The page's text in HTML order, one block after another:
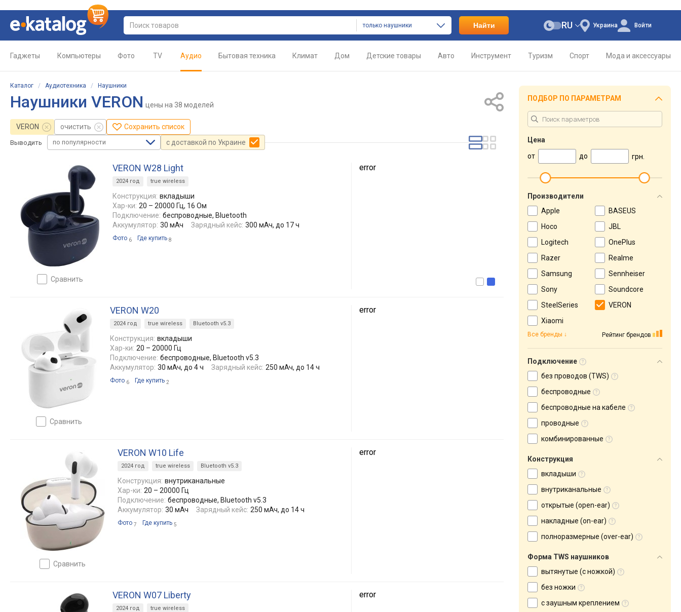
только наушники Найти Украина
RU Войти
Гаджеты Компьютеры Фото TV Аудио Бытовая техника Климат Дом Детские товары Авто Инструмент Туризм Спорт Мода и аксессуары
Каталог / Аудиотехника / Наушники
Наушники VERON цены на 38 моделей
VERON очистить Сохранить список
Выводить по популярности с доставкой по Украине
сравнить
VERON W28 Light
2024 год true wireless
Конструкция: вкладыши
Хар-ки: 20 – 20000 Гц, 16 Ом
Подключение: беспроводные, Bluetooth
Аккумулятор: 30 мАч Зарядный кейс: 300 мАч, до 17 ч
Фото 6 Где купить 8
error
сравнить
VERON W20
2024 год true wireless Bluetooth v5.3
Конструкция: вкладыши
Хар-ки: 20 – 20000 Гц
Подключение: беспроводные, Bluetooth v5.3
Аккумулятор: 30 мАч, до 4 ч Зарядный кейс: 250 мАч, до 14 ч
Фото 6 Где купить 2
error
сравнить
VERON W10 Life
2024 год true wireless Bluetooth v5.3
Конструкция: внутриканальные
Хар-ки: 20 – 20000 Гц
Подключение: беспроводные, Bluetooth v5.3
Аккумулятор: 30 мАч Зарядный кейс: 250 мАч, до 14 ч
Фото 7 Где купить 5
error
VERON W07 Liberty
2024 год true wireless
error
ПОДБОР ПО ПАРАМЕТРАМ
Цена
от
до грн.
Производители
Apple
BASEUS
Hoco
JBL
Logitech
OnePlus
Razer
Realme
Samsung
Sennheiser
Sony
Soundcore
SteelSeries
VERON
Xiaomi
Рейтинг брендов
Все бренды
Подключение
без проводов (TWS)
беспроводные
беспроводные на кабеле
проводные
комбинированные
Конструкция
вкладыши
внутриканальные
открытые (open-ear)
накладные (on-ear)
полноразмерные (over-ear)
Форма TWS наушников
вытянутые (с ножкой)
без ножки
с заушным креплением